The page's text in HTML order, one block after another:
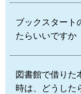
ブックスタート
たらいいですか
図書館で借りた
時は、どうした